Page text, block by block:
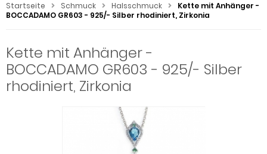
Startseite Schmuck Halsschmuck
Kette mit Anhänger -
BOCCADAMO GR603 - 925/- Silber rhodiniert, Zirkonia
Kette mit Anhänger -
BOCCADAMO GR603 - 925/- Silber
rhodiniert, Zirkonia